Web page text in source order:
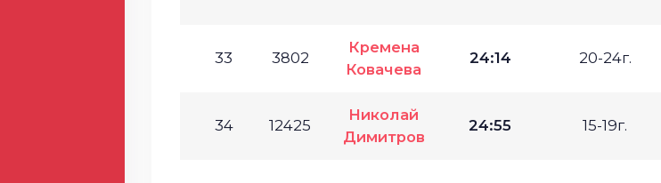
33 3802
Кремена
Ковачева
24:14 20-24г.
34 12425
Николай
Димитров
24:55 15-19г.